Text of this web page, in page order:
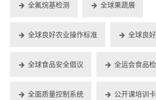
全氟烷基检测 全球果蔬展
全球良好农业操作标准 全球良
全球食品安全倡议 全运会食品检
全面质量控制系统 公开课培训卡